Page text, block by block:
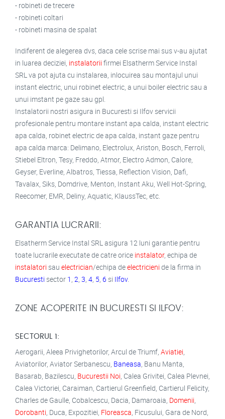
- robineti de trecere
- robineti coltari
- robineti masina de spalat
Indiferent de alegerea dvs, daca cele scrise mai sus v-au ajutat
in luarea deciziei, instalatorii firmei Elsatherm Service Instal
SRL va pot ajuta cu instalarea, inlocuirea sau montajul unui
instant electric, unui robinet electric, a unui boiler electric sau a
unui imstant pe gaze sau gpl.
Instalatorii nostri asigura in Bucuresti si Ilfov servicii
profesionale pentru montare instant apa calda, instant electric
apa calda, robinet electric de apa calda, instant gaze pentru
apa calda marca: Delimano, Electrolux, Ariston, Bosch, Ferroli,
Stiebel Eltron, Tesy, Freddo, Atmor, Electro Admon, Calore,
Geyser, Everline, Albatros, Tiessa, Reflection Vision, Dafi,
Tavalax, Siks, Domdrive, Menton, Instant Aku, Well Hot-Spring,
Reecomer, EMR, Deliny, Aquatic, KlaussTec, etc.
GARANTIA LUCRARII:
Elsatherm Service Instal SRL asigura 12 luni garantie pentru
toate lucrarile executate de catre orice instalator, echipa de
instalatori sau electrician/echipa deelectricieni de la firma in
Bucuresti sector 1 , 2, 3, 4, 5, 6 si Ilfov.
ZONE ACOPERITE IN BUCURESTI SI ILFOV:
SECTORUL 1:
Aerogarii, Aleea Privighetorilor, Arcul de Triumf, Aviatiei,
Aviatorilor, Aviator Serbanescu, Baneasa, Banu Manta,
Basarab, Bazilescu, Bucurestii Noi, Calea Grivitei, Calea Plevnei,
Calea Victoriei, Caraiman, Cartierul Greenfield, Cartierul Felicity,
Charles de Gaulle, Cobalcescu, Dacia, Damaroaia, Domenii,
Dorobanti, Duca, Expozitiei, Floreasca, Ficusului, Gara de Nord,